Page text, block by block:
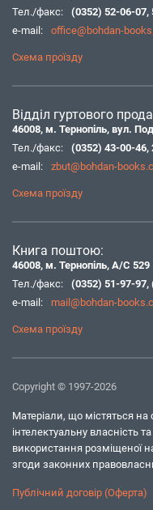
Тел./факс:
(0352) 52-06-07,
e-mail:
office@bohdan-
Схема проїзду
Відділ гуртового
46008, м. Тернопіль, вул.
Тел./факс:
(0352) 43-00-46,
e-mail:
zbut@bohdan-
Схема проїзду
Книга поштою:
46008, м. Тернопіль, А/С 529
Тел./факс:
(0352) 51-97-97,
e-mail:
mail@bohdan-
Схема проїзду
Copyright © 1997-2026
Матеріали, що містяться
інтелектуальну власність
використання розміщеної
згоди законних
Публічний договір (Оферта)